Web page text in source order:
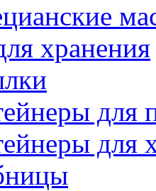
хранения
для
для